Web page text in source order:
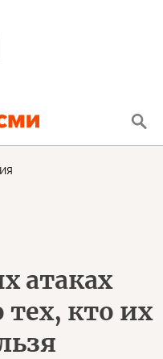
атаках
кто их